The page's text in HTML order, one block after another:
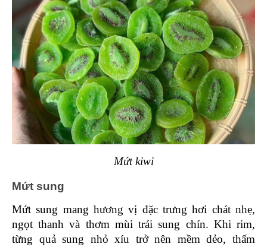
Mứt kiwi
Mứt sung
Mứt sung mang hương vị đặc trưng hơi chát nhẹ,
ngọt thanh và thơm mùi trái sung chín. Khi rim,
từng quả sung nhỏ xíu trở nên mềm dẻo, thấm